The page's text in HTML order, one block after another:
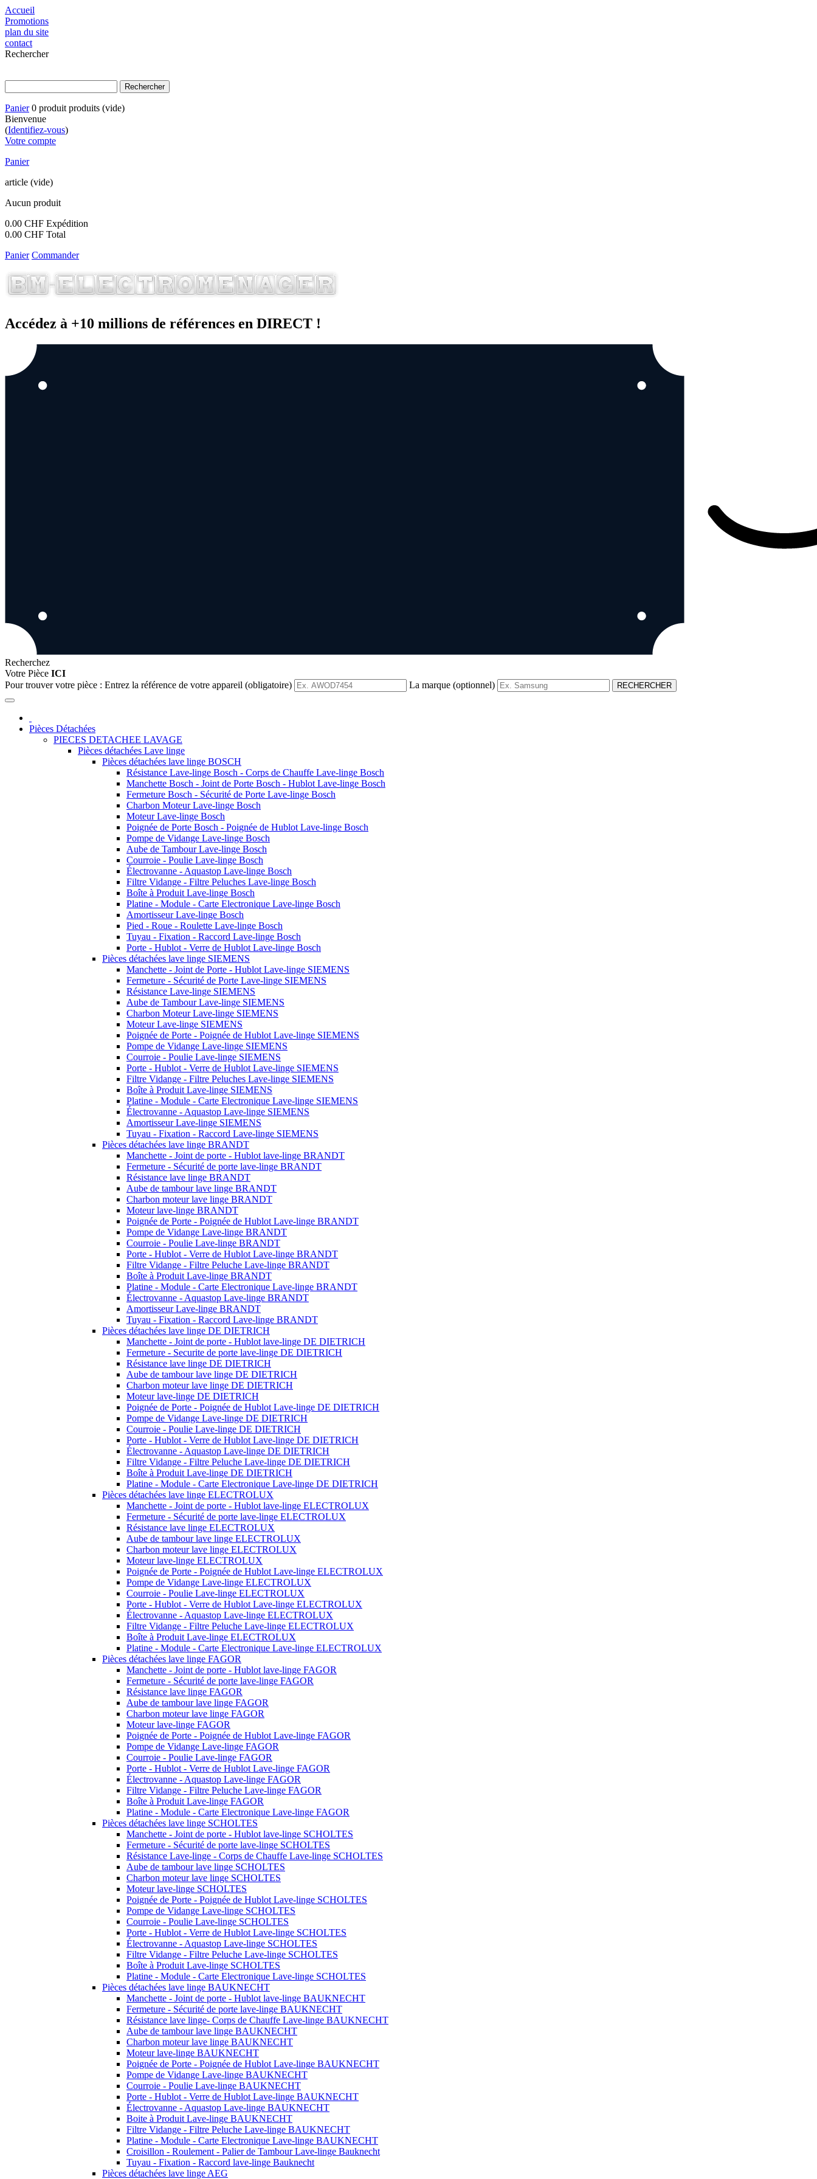
Accueil
Promotions
plan du site
contact
Rechercher
Panier 0 produit produits (vide)
Bienvenue
(Identifiez-vous)
Votre compte
Panier
article (vide)
Aucun produit
0.00 CHF Expédition
0.00 CHF Total
Panier Commander
Accédez à +10 millions de références en DIRECT !
Recherchez
Votre Pièce ICI
Pour trouver votre pièce : Entrez la référence de votre appareil (obligatoire) La marque (optionnel) RECHERCHER
Pièces Détachées
PIECES DETACHEE LAVAGE
Pièces détachées Lave linge
Pièces détachées lave linge BOSCH
Résistance Lave-linge Bosch - Corps de Chauffe Lave-linge Bosch
Manchette Bosch - Joint de Porte Bosch - Hublot Lave-linge Bosch
Fermeture Bosch - Sécurité de Porte Lave-linge Bosch
Charbon Moteur Lave-linge Bosch
Moteur Lave-linge Bosch
Poignée de Porte Bosch - Poignée de Hublot Lave-linge Bosch
Pompe de Vidange Lave-linge Bosch
Aube de Tambour Lave-linge Bosch
Courroie - Poulie Lave-linge Bosch
Électrovanne - Aquastop Lave-linge Bosch
Filtre Vidange - Filtre Peluches Lave-linge Bosch
Boîte à Produit Lave-linge Bosch
Platine - Module - Carte Electronique Lave-linge Bosch
Amortisseur Lave-linge Bosch
Pied - Roue - Roulette Lave-linge Bosch
Tuyau - Fixation - Raccord Lave-linge Bosch
Porte - Hublot - Verre de Hublot Lave-linge Bosch
Pièces détachées lave linge SIEMENS
Manchette - Joint de Porte - Hublot Lave-linge SIEMENS
Fermeture - Sécurité de Porte Lave-linge SIEMENS
Résistance Lave-linge SIEMENS
Aube de Tambour Lave-linge SIEMENS
Charbon Moteur Lave-linge SIEMENS
Moteur Lave-linge SIEMENS
Poignée de Porte - Poignée de Hublot Lave-linge SIEMENS
Pompe de Vidange Lave-linge SIEMENS
Courroie - Poulie Lave-linge SIEMENS
Porte - Hublot - Verre de Hublot Lave-linge SIEMENS
Filtre Vidange - Filtre Peluches Lave-linge SIEMENS
Boîte à Produit Lave-linge SIEMENS
Platine - Module - Carte Electronique Lave-linge SIEMENS
Électrovanne - Aquastop Lave-linge SIEMENS
Amortisseur Lave-linge SIEMENS
Tuyau - Fixation - Raccord Lave-linge SIEMENS
Pièces détachées lave linge BRANDT
Manchette - Joint de porte - Hublot lave-linge BRANDT
Fermeture - Sécurité de porte lave-linge BRANDT
Résistance lave linge BRANDT
Aube de tambour lave linge BRANDT
Charbon moteur lave linge BRANDT
Moteur lave-linge BRANDT
Poignée de Porte - Poignée de Hublot Lave-linge BRANDT
Pompe de Vidange Lave-linge BRANDT
Courroie - Poulie Lave-linge BRANDT
Porte - Hublot - Verre de Hublot Lave-linge BRANDT
Filtre Vidange - Filtre Peluche Lave-linge BRANDT
Boîte à Produit Lave-linge BRANDT
Platine - Module - Carte Electronique Lave-linge BRANDT
Électrovanne - Aquastop Lave-linge BRANDT
Amortisseur Lave-linge BRANDT
Tuyau - Fixation - Raccord Lave-linge BRANDT
Pièces détachées lave linge DE DIETRICH
Manchette - Joint de porte - Hublot lave-linge DE DIETRICH
Fermeture - Securite de porte lave-linge DE DIETRICH
Résistance lave linge DE DIETRICH
Aube de tambour lave linge DE DIETRICH
Charbon moteur lave linge DE DIETRICH
Moteur lave-linge DE DIETRICH
Poignée de Porte - Poignée de Hublot Lave-linge DE DIETRICH
Pompe de Vidange Lave-linge DE DIETRICH
Courroie - Poulie Lave-linge DE DIETRICH
Porte - Hublot - Verre de Hublot Lave-linge DE DIETRICH
Électrovanne - Aquastop Lave-linge DE DIETRICH
Filtre Vidange - Filtre Peluche Lave-linge DE DIETRICH
Boîte à Produit Lave-linge DE DIETRICH
Platine - Module - Carte Electronique Lave-linge DE DIETRICH
Pièces détachées lave linge ELECTROLUX
Manchette - Joint de porte - Hublot lave-linge ELECTROLUX
Fermeture - Sécurité de porte lave-linge ELECTROLUX
Résistance lave linge ELECTROLUX
Aube de tambour lave linge ELECTROLUX
Charbon moteur lave linge ELECTROLUX
Moteur lave-linge ELECTROLUX
Poignée de Porte - Poignée de Hublot Lave-linge ELECTROLUX
Pompe de Vidange Lave-linge ELECTROLUX
Courroie - Poulie Lave-linge ELECTROLUX
Porte - Hublot - Verre de Hublot Lave-linge ELECTROLUX
Électrovanne - Aquastop Lave-linge ELECTROLUX
Filtre Vidange - Filtre Peluche Lave-linge ELECTROLUX
Boîte à Produit Lave-linge ELECTROLUX
Platine - Module - Carte Electronique Lave-linge ELECTROLUX
Pièces détachées lave linge FAGOR
Manchette - Joint de porte - Hublot lave-linge FAGOR
Fermeture - Sécurité de porte lave-linge FAGOR
Résistance lave linge FAGOR
Aube de tambour lave linge FAGOR
Charbon moteur lave linge FAGOR
Moteur lave-linge FAGOR
Poignée de Porte - Poignée de Hublot Lave-linge FAGOR
Pompe de Vidange Lave-linge FAGOR
Courroie - Poulie Lave-linge FAGOR
Porte - Hublot - Verre de Hublot Lave-linge FAGOR
Électrovanne - Aquastop Lave-linge FAGOR
Filtre Vidange - Filtre Peluche Lave-linge FAGOR
Boîte à Produit Lave-linge FAGOR
Platine - Module - Carte Electronique Lave-linge FAGOR
Pièces détachées lave linge SCHOLTES
Manchette - Joint de porte - Hublot lave-linge SCHOLTES
Fermeture - Sécurité de porte lave-linge SCHOLTES
Résistance Lave-linge - Corps de Chauffe Lave-linge SCHOLTES
Aube de tambour lave linge SCHOLTES
Charbon moteur lave linge SCHOLTES
Moteur lave-linge SCHOLTES
Poignée de Porte - Poignée de Hublot Lave-linge SCHOLTES
Pompe de Vidange Lave-linge SCHOLTES
Courroie - Poulie Lave-linge SCHOLTES
Porte - Hublot - Verre de Hublot Lave-linge SCHOLTES
Électrovanne - Aquastop Lave-linge SCHOLTES
Filtre Vidange - Filtre Peluche Lave-linge SCHOLTES
Boîte à Produit Lave-linge SCHOLTES
Platine - Module - Carte Electronique Lave-linge SCHOLTES
Pièces détachées lave linge BAUKNECHT
Manchette - Joint de porte - Hublot lave-linge BAUKNECHT
Fermeture - Sécurité de porte lave-linge BAUKNECHT
Résistance lave linge- Corps de Chauffe Lave-linge BAUKNECHT
Aube de tambour lave linge BAUKNECHT
Charbon moteur lave linge BAUKNECHT
Moteur lave-linge BAUKNECHT
Poignée de Porte - Poignée de Hublot Lave-linge BAUKNECHT
Pompe de Vidange Lave-linge BAUKNECHT
Courroie - Poulie Lave-linge BAUKNECHT
Porte - Hublot - Verre de Hublot Lave-linge BAUKNECHT
Électrovanne - Aquastop Lave-linge BAUKNECHT
Boite à Produit Lave-linge BAUKNECHT
Filtre Vidange - Filtre Peluche Lave-linge BAUKNECHT
Platine - Module - Carte Electronique Lave-linge BAUKNECHT
Croisillon - Roulement - Palier de Tambour Lave-linge Bauknecht
Tuyau - Fixation - Raccord lave-linge Bauknecht
Pièces détachées lave linge AEG